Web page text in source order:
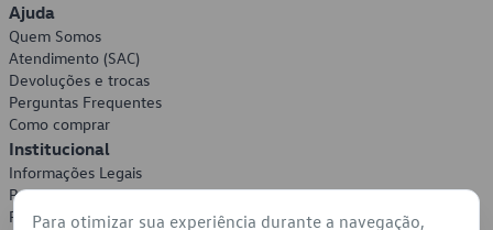
Ajuda
Quem Somos
Atendimento (SAC)
Devoluções e trocas
Perguntas Frequentes
Como comprar
Institucional
Informações Legais
Política de Privacidade
Política de Cookies
Para otimizar sua experiência durante a navegação,